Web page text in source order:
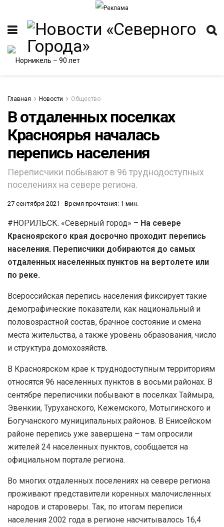
Главная Новости Общество
В отдаленных поселках
Красноярья началась
перепись населения
Переписчики побывают в 96 труднодоступных
поселениях на севере региона.
27 сентября 2021 Время прочтения: 1 мин.
#НОРИЛЬСК. «Северный город» – На севере
Красноярского края досрочно проходит перепись
населения. Переписчики добираются до самых
отдаленных населенных пунктов на вертолете или
по реке.
Всероссийская перепись населения фиксирует такие
демографические показатели, как национальный и
половозрастной состав, брачное состояние и смена
места жительства, а также уровень образования, число
и структура домохозяйств.
В Красноярском крае к труднодоступным территориям
относятся 96 населенных пунктов в восьми районах. В
сентябре переписчики побывают в поселках Таймыра,
Эвенкии, Туруханского, Кежемского, Мотыгинского и
Богучанского муниципальных районов. В Енисейском
районе перепись уже завершена – там опросили
жителей 24 населенных пунктов, сообщается на
официальном портале региона.
Во многих отдаленных поселениях на севере региона
проживают представители коренных малочисленных
народов и староверы. Так, по итогам переписи
населения 2002 года в регионе насчитывалось 16,4